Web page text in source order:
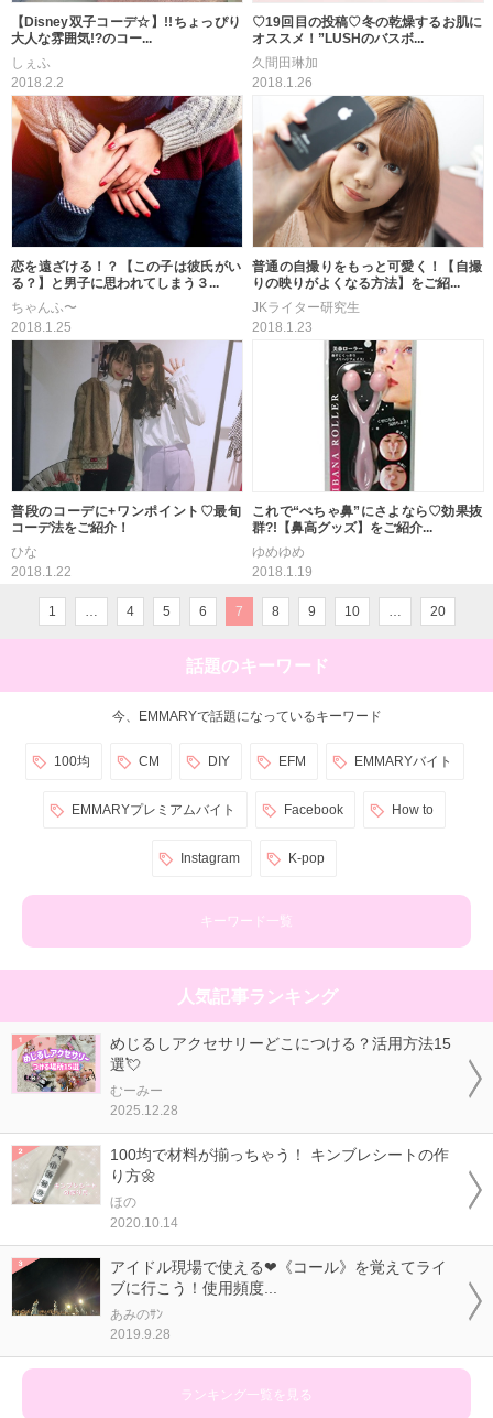
【Disney双子コーデ☆】!!ちょっぴり
大人な雰囲気!?のコー...
しぇふ
2018.2.2
♡19回目の投稿♡冬の乾燥するお肌に
オススメ！”LUSHのバスボ...
久間田琳加
2018.1.26
恋を遠ざける！？【この子は彼氏がい
る？】と男子に思われてしまう３...
ちゃんふ〜
2018.1.25
普通の自撮りをもっと可愛く！【自撮
りの映りがよくなる方法】をご紹...
JKライター研究生
2018.1.23
普段のコーデに+ワンポイント♡最旬
コーデ法をご紹介！
ひな
2018.1.22
これで“ぺちゃ鼻”にさよなら♡効果抜
群?!【鼻高グッズ】をご紹介...
ゆめゆめ
2018.1.19
1 … 4 5 6 7 8 9 10 … 20
話題のキーワード
今、EMMARYで話題になっているキーワード
100均 CM DIY EFM EMMARYバイト
EMMARYプレミアムバイト Facebook How to
Instagram K-pop
キーワード一覧
人気記事ランキング
めじるしアクセサリーどこにつける？活用方法15
選💘
むーみー
2025.12.28
100均で材料が揃っちゃう！ キンブレシートの作
り方🌼
ほの
2020.10.14
アイドル現場で使える❤《コール》を覚えてライ
ブに行こう！使用頻度...
あみのｻﾝ
2019.9.28
ランキング一覧を見る